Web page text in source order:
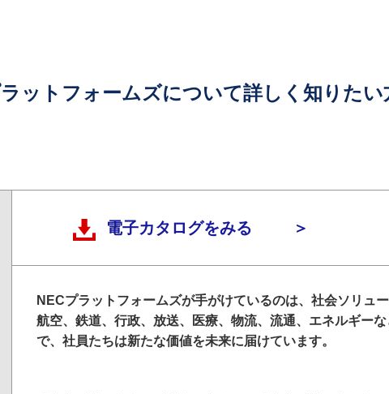
ットフォームズについて詳しく知りたい
電子カタログをみる ＞
NECプラットフォームズが手がけているのは、社会ソリュー
航空、鉄道、行政、放送、医療、物流、流通、エネルギー
で、社員たちは新たな価値を未来に届けています。